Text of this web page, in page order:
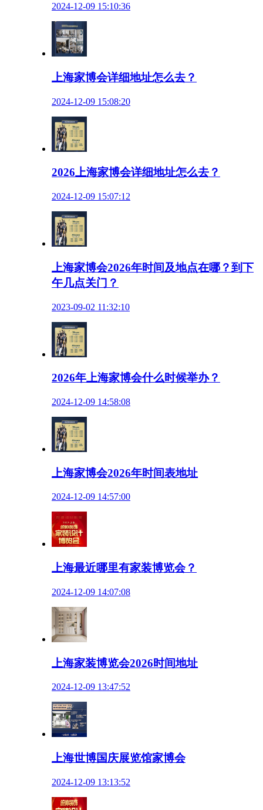
2024-12-09 15:10:36
上海家博会详细地址怎么去？
2024-12-09 15:08:20
2026上海家博会详细地址怎么去？
2024-12-09 15:07:12
上海家博会2026年时间及地点在哪？到下
午几点关门？
2023-09-02 11:32:10
2026年上海家博会什么时候举办？
2024-12-09 14:58:08
上海家博会2026年时间表地址
2024-12-09 14:57:00
上海最近哪里有家装博览会？
2024-12-09 14:07:08
上海家装博览会2026时间地址
2024-12-09 13:47:52
上海世博国庆展览馆家博会
2024-12-09 13:13:52